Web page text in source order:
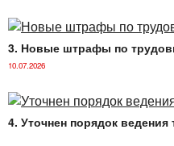
труда и
Беларусь от
Инструкция № 40).
3. Новые штрафы по
10.07.2026
4. Уточнен порядок